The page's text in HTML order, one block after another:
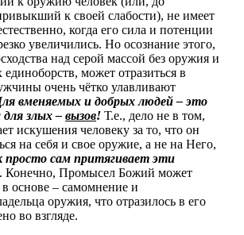
к своей слабости), не имеет
когда его сила и потенции
увеличились. Но осознание этого,
над серой массой без оружия и
может отразиться в
очень чётко улавливают
вменяемых и добрых людей – это
злых – вызов! Т.е., дело не в том,
искушения человеку за то, что он
на себя и свое оружие, а не на Него,
просто сам притягивает эти
. Конечно, Промысел Божий может
в основе – самомнение и
оружия, что отразилось в его
во взгляде.